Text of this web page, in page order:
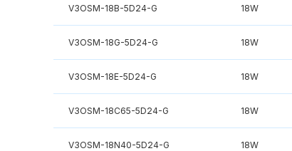
V3OSM-18B-5D24-G 18W
V3OSM-18G-5D24-G 18W
V3OSM-18E-5D24-G 18W
V3OSM-18C65-5D24-G 18W
V3OSM-18N40-5D24-G 18W